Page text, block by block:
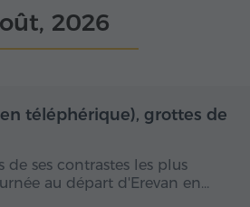
2026
Toute la journée
téléphérique), grottes de
ses contrastes les plus
au départ d'Erevan en…